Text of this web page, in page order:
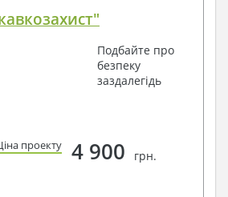
Подбайте про
безпеку
заздалегідь
проекту 4 900 грн.